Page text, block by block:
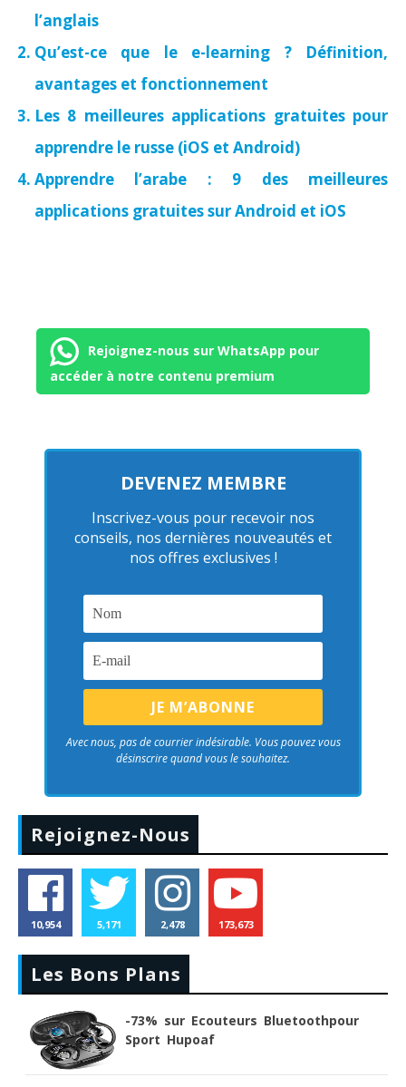
l’anglais
Qu’est-ce que le e-learning ? Définition,
avantages et fonctionnement
Les 8 meilleures applications gratuites pour
apprendre le russe (iOS et Android)
Apprendre l’arabe : 9 des meilleures
applications gratuites sur Android et iOS
Rejoignez-nous sur WhatsApp pour
accéder à notre contenu premium
DEVENEZ MEMBRE
Inscrivez-vous pour recevoir nos
conseils, nos dernières nouveautés et
nos offres exclusives !
Avec nous, pas de courrier indésirable. Vous pouvez vous
désinscrire quand vous le souhaitez.
Rejoignez-Nous
10,954 5,171 2,478 173,673
Les Bons Plans
-73% sur Ecouteurs Bluetoothpour
Sport Hupoaf